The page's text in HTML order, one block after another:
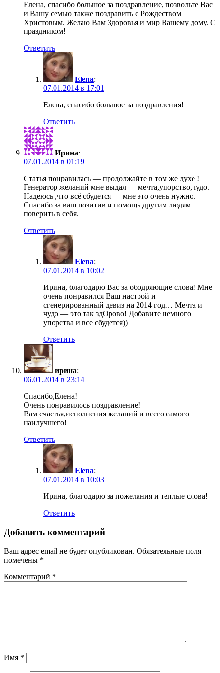
Елена, спасибо большое за поздравление, позвольте Вас
и Вашу семью также поздравить с Рождеством
Христовым. Желаю Вам Здоровья и мир Вашему дому. С
праздником!
Ответить
Elena:
07.01.2014 в 17:01
Елена, спасибо большое за поздравления!
Ответить
Ирина:
07.01.2014 в 01:19
Статья понравилась — продолжайте в том же духе !
Генератор желаний мне выдал — мечта,упорство,чудо.
Надеюсь ,что всё сбудется — мне это очень нужно.
Спасибо за ваш позитив и помощь другим людям
поверить в себя.
Ответить
Elena:
07.01.2014 в 10:02
Ирина, благодарю Вас за ободряющие слова! Мне
очень понравился Ваш настрой и
сгенерированный девиз на 2014 год… Мечта и
чудо — это так здОрово! Добавите немного
упорства и все сбудется))
Ответить
ирина:
06.01.2014 в 23:14
Спасибо,Елена!
Очень понравилось поздравление!
Вам счастья,исполнения желаний и всего самого
наилучшего!
Ответить
Elena:
07.01.2014 в 10:03
Ирина, благодарю за пожелания и теплые слова!
Ответить
Добавить комментарий
Ваш адрес email не будет опубликован. Обязательные поля
помечены *
Комментарий *
Имя *